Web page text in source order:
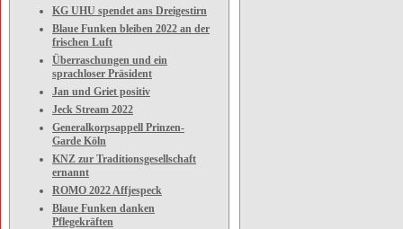
KG UHU spendet ans Dreigestirn
Blaue Funken bleiben 2022 an der
frischen Luft
Überraschungen und ein
sprachloser Präsident
Jan und Griet positiv
Jeck Stream 2022
Generalkorpsappell Prinzen-
Garde Köln
KNZ zur Traditionsgesellschaft
ernannt
ROMO 2022 Affjespeck
Blaue Funken danken
Pflegekräften